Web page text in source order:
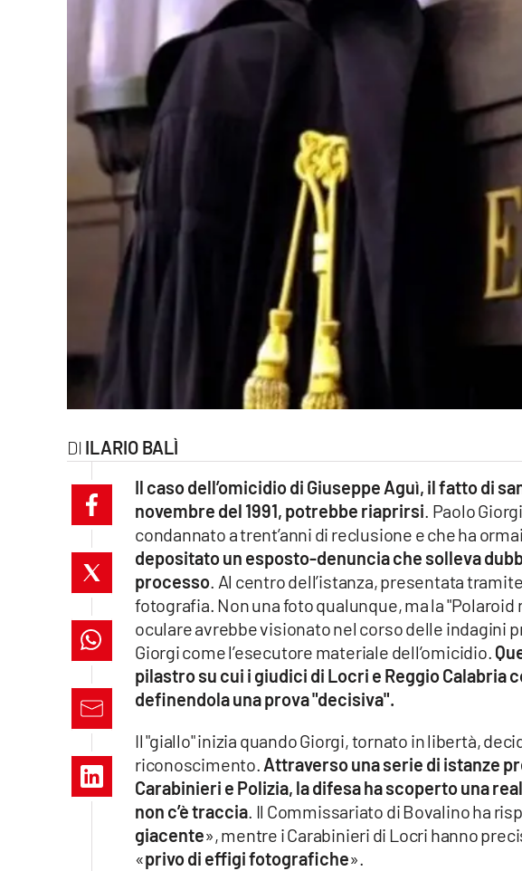
ilvibonese.it
catanzarochannel.it
lacapitalenews.it
ILARIO BALÌ
Il caso dell’omicidio di Giuseppe Aguì, il fatto di
novembre del 1991, potrebbe riaprirsi. Paolo
condannato a trent’anni di reclusione e che ha
depositato un esposto-denuncia che solleva
processo. Al centro dell’istanza, presentata
fotografia. Non una foto qualunque, ma la
oculare avrebbe visionato nel corso delle indagini
Giorgi come l’esecutore materiale dell’omicidio.
pilastro su cui i giudici di Locri e Reggio Calabria
definendola una prova "decisiva".
Il "giallo" inizia quando Giorgi, tornato in libertà,
riconoscimento. Attraverso una serie di istanze
Carabinieri e Polizia, la difesa ha scoperto una
non c’è traccia. Il Commissariato di Bovalino ha
giacente», mentre i Carabinieri di Locri hanno
«privo di effigi fotografiche».